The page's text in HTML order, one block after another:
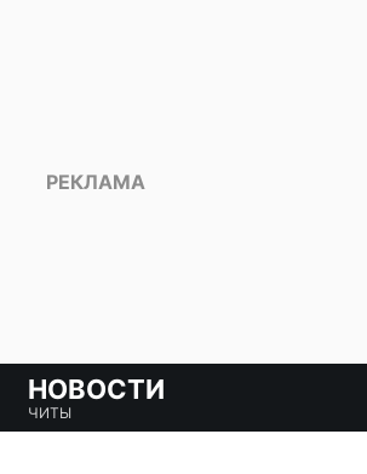
НОВОСТИ
ЧИТЫ